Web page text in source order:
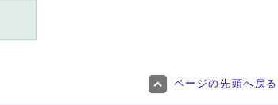
ページの先頭へ戻る